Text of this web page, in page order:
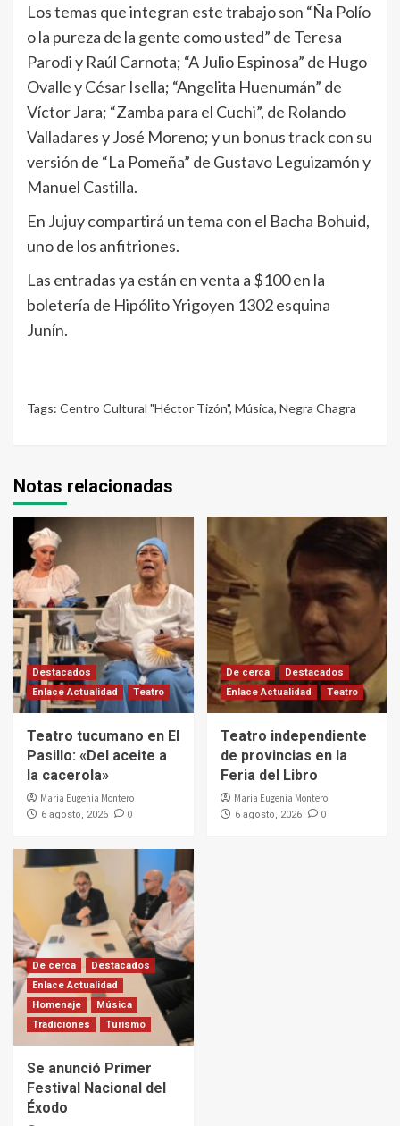
Los temas que integran este trabajo son “Ña Polío
o la pureza de la gente como usted” de Teresa
Parodi y Raúl Carnota; “A Julio Espinosa” de Hugo
Ovalle y César Isella; “Angelita Huenumán” de
Víctor Jara; “Zamba para el Cuchi”, de Rolando
Valladares y José Moreno; y un bonus track con su
versión de “La Pomeña” de Gustavo Leguizamón y
Manuel Castilla.
En Jujuy compartirá un tema con el Bacha Bohuid,
uno de los anfitriones.
Las entradas ya están en venta a $100 en la
boletería de Hipólito Yrigoyen 1302 esquina
Junín.
Tags: Centro Cultural "Héctor Tizón", Música, Negra Chagra
Notas relacionadas
Destacados
Enlace Actualidad
Teatro
Teatro tucumano en El
Pasillo: «Del aceite a
la cacerola»
Maria Eugenia Montero
6 agosto, 2026 0
De cerca
Destacados
Enlace Actualidad
Teatro
Teatro independiente
de provincias en la
Feria del Libro
Maria Eugenia Montero
6 agosto, 2026 0
De cerca
Destacados
Enlace Actualidad
Homenaje
Música
Tradiciones
Turismo
Se anunció Primer
Festival Nacional del
Éxodo